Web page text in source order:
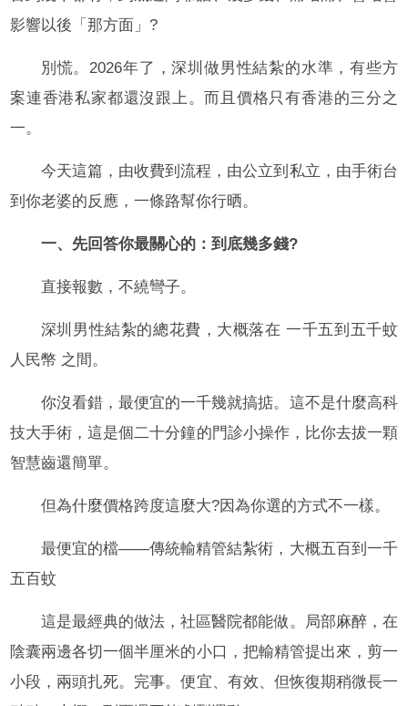
影響以後「那方面」?
別慌。2026年了，深圳做男性結紮的水準，有些方
案連香港私家都還沒跟上。而且價格只有香港的三分之
一。
今天這篇，由收費到流程，由公立到私立，由手術台
到你老婆的反應，一條路幫你行晒。
一、先回答你最關心的：到底幾多錢?
直接報數，不繞彎子。
深圳男性結紮的總花費，大概落在 一千五到五千蚊
人民幣 之間。
你沒看錯，最便宜的一千幾就搞掂。這不是什麼高科
技大手術，這是個二十分鐘的門診小操作，比你去拔一顆
智慧齒還簡單。
但為什麼價格跨度這麼大?因為你選的方式不一樣。
最便宜的檔——傳統輸精管結紮術，大概五百到一千
五百蚊
這是最經典的做法，社區醫院都能做。局部麻醉，在
陰囊兩邊各切一個半厘米的小口，把輸精管提出來，剪一
小段，兩頭扎死。完事。便宜、有效、但恢復期稍微長一